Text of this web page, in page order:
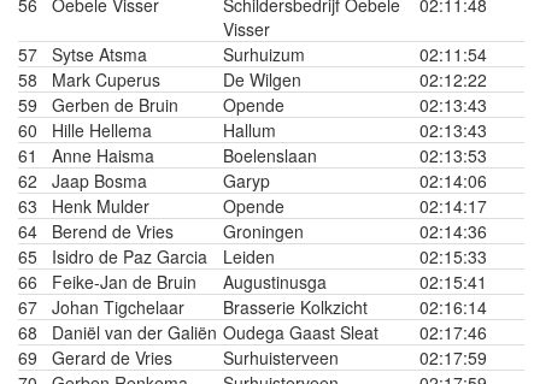
56
Oebele Visser
Schildersbedrijf Oebele
Visser
02:11:48
57 Sytse Atsma Surhuizum
02:11:54
58
Mark Cuperus De Wilgen
02:12:22
59
Gerben de Bruin Opende
02:13:43
60
Hille Hellema Hallum
02:13:43
61
Anne Haisma Boelenslaan
02:13:53
62
Jaap Bosma Garyp
02:14:06
63
Henk Mulder Opende
02:14:17
64
Berend de Vries Groningen
02:14:36
65
Isidro de Paz Garcia Leiden
02:15:33
66
Feike-Jan de Bruin Augustinusga
02:15:41
67 Johan Tigchelaar Brasserie Kolkzicht
02:16:14
68
Daniël van der Galiën Oudega Gaast Sleat
02:17:46
69
Gerard de Vries Surhuisterveen
02:17:59